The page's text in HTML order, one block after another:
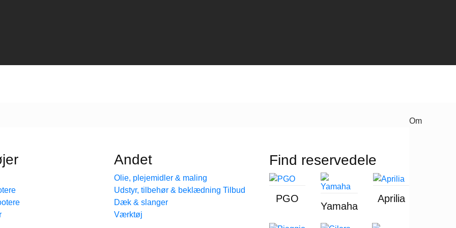
Andet
Olie, plejemidler & maling
Udstyr, tilbehør & beklædning
Dæk & slanger
Værktøj
Find reservedele
PGO
Yamaha
Aprilia
Om